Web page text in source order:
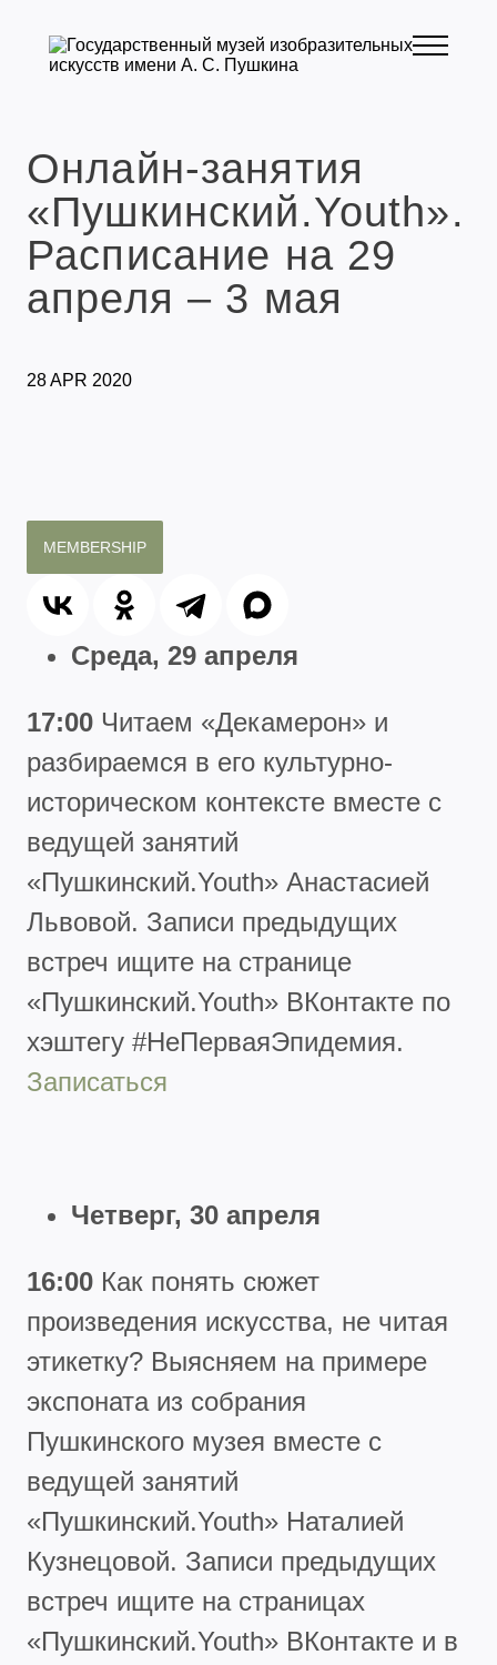
Онлайн-занятия
«Пушкинский.Youth».
Расписание на 29
апреля – 3 мая
28 APR 2020
MEMBERSHIP
Среда, 29 апреля
17:00 Читаем «Декамерон» и
разбираемся в его культурно-
историческом контексте вместе с
ведущей занятий
«Пушкинский.Youth» Анастасией
Львовой. Записи предыдущих
встреч ищите на странице
«Пушкинский.Youth» ВКонтакте по
хэштегу #НеПерваяЭпидемия.
Записаться
Четверг, 30 апреля
16:00 Как понять сюжет
произведения искусства, не читая
этикетку? Выясняем на примере
экспоната из собрания
Пушкинского музея вместе с
ведущей занятий
«Пушкинский.Youth» Наталией
Кузнецовой. Записи предыдущих
встреч ищите на страницах
«Пушкинский.Youth» ВКонтакте и в